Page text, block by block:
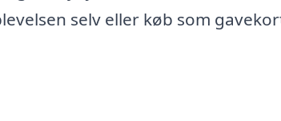
selv eller køb som